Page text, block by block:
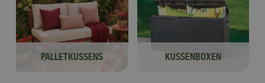
PALLETKUSSENS KUSSENBOXEN